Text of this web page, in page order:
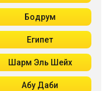
Бодрум
Египет
Шарм Эль Шейх
Абу Даби